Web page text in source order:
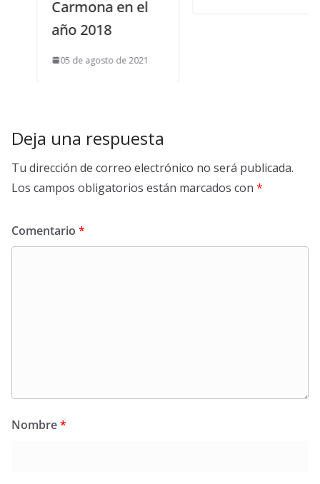
Carmona en el
año 2018
05 de agosto de 2021
Deja una respuesta
Tu dirección de correo electrónico no será publicada.
Los campos obligatorios están marcados con *
Comentario *
Nombre*